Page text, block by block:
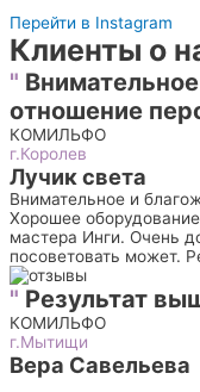
Перейти в Instagram
Клиенты о
"
отношение
КОМИЛЬФО
г.Королев
Лучик света
Внимательное и
Хорошее
мастера Инги. Очень
посоветовать может.
" Результат
КОМИЛЬФО
г.Мытищи
Вера Савельева